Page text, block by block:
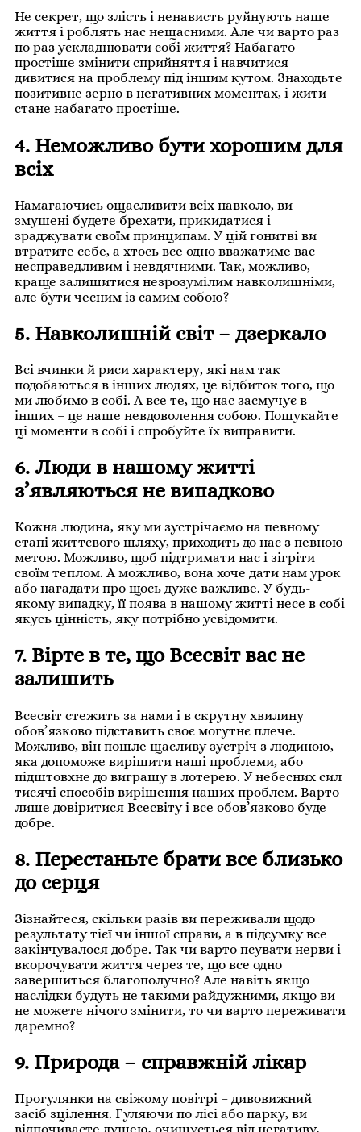
Не секрет, що злість і ненависть руйнують наше
життя і роблять нас нещасними. Але чи варто раз
по раз ускладнювати собі життя? Набагато
простіше змінити сприйняття і навчитися
дивитися на проблему під іншим кутом. Знаходьте
позитивне зерно в негативних моментах, і жити
стане набагато простіше.
4. Неможливо бути хорошим для
всіх
Намагаючись ощасливити всіх навколо, ви
змушені будете брехати, прикидатися і
зраджувати своїм принципам. У цій гонитві ви
втратите себе, а хтось все одно вважатиме вас
несправедливим і невдячними. Так, можливо,
краще залишитися незрозумілим навколишніми,
але бути чесним із самим собою?
5. Навколишній світ – дзеркало
Всі вчинки й риси характеру, які нам так
подобаються в інших людях, це відбиток того, що
ми любимо в собі. А все те, що нас засмучує в
інших – це наше невдоволення собою. Пошукайте
ці моменти в собі і спробуйте їх виправити.
6. Люди в нашому житті
з’являються не випадково
Кожна людина, яку ми зустрічаємо на певному
етапі життєвого шляху, приходить до нас з певною
метою. Можливо, щоб підтримати нас і зігріти
своїм теплом. А можливо, вона хоче дати нам урок
або нагадати про щось дуже важливе. У будь-
якому випадку, її поява в нашому житті несе в собі
якусь цінність, яку потрібно усвідомити.
7. Вірте в те, що Всесвіт вас не
залишить
Всесвіт стежить за нами і в скрутну хвилину
обов’язково підставить своє могутнє плече.
Можливо, він пошле щасливу зустріч з людиною,
яка допоможе вирішити наші проблеми, або
підштовхне до виграшу в лотерею. У небесних сил
тисячі способів вирішення наших проблем. Варто
лише довіритися Всесвіту і все обов’язково буде
добре.
8. Перестаньте брати все близько
до серця
Зізнайтеся, скільки разів ви переживали щодо
результату тієї чи іншої справи, а в підсумку все
закінчувалося добре. Так чи варто псувати нерви і
вкорочувати життя через те, що все одно
завершиться благополучно? Але навіть якщо
наслідки будуть не такими райдужними, якщо ви
не можете нічого змінити, то чи варто переживати
даремно?
9. Природа – справжній лікар
Прогулянки на свіжому повітрі – дивовижний
засіб зцілення. Гуляючи по лісі або парку, ви